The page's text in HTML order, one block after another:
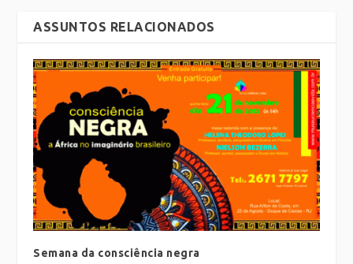
ASSUNTOS RELACIONADOS
Semana da consciência negra